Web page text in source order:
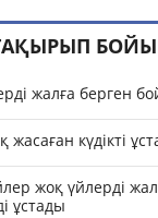
жалға берген
күдікті
жоқ үйлерді
ұстады